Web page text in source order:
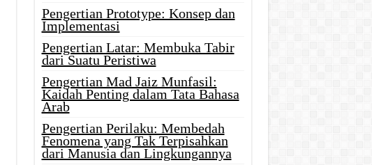
Pengertian Prototype: Konsep dan
Implementasi
Pengertian Latar: Membuka Tabir
dari Suatu Peristiwa
Pengertian Mad Jaiz Munfasil:
Kaidah Penting dalam Tata Bahasa
Arab
Pengertian Perilaku: Membedah
Fenomena yang Tak Terpisahkan
dari Manusia dan Lingkungannya